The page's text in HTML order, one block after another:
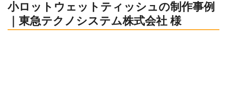
小ロットウェットティッシュの制作事例
｜東急テクノシステム株式会社 様